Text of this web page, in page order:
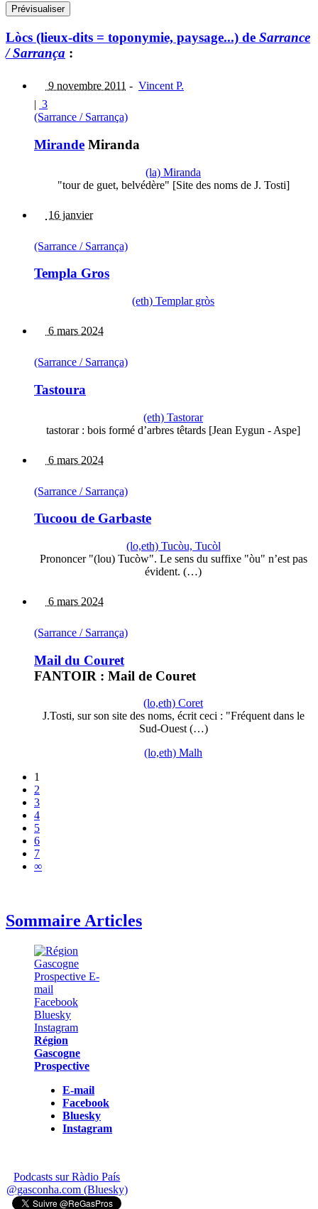
Lòcs (lieux-dits = toponymie, paysage...) de Sarrance
/ Sarrança :
9 novembre 2011 - Vincent P.
| 3
(Sarrance / Sarrança)
Mirande Miranda
(la) Miranda
"tour de guet, belvédère" [Site des noms de J. Tosti]
16 janvier
(Sarrance / Sarrança)
Templa Gros
(eth) Templar gròs
6 mars 2024
(Sarrance / Sarrança)
Tastoura
(eth) Tastorar
tastorar : bois formé d’arbres têtards [Jean Eygun - Aspe]
6 mars 2024
(Sarrance / Sarrança)
Tucoou de Garbaste
(lo,eth) Tucòu, Tucòl
Prononcer "(lou) Tucòw". Le sens du suffixe "òu" n’est pas
évident. (…)
6 mars 2024
(Sarrance / Sarrança)
Mail du Couret
FANTOIR : Mail de Couret
(lo,eth) Coret
J.Tosti, sur son site des noms, écrit ceci : "Fréquent dans le
Sud-Ouest (…)
(lo,eth) Malh
1
2
3
4
5
6
7
∞
Sommaire Articles
Région
Gascogne
Prospective
E-mail
Facebook
Bluesky
Instagram
Podcasts sur Ràdio País
@gasconha.com (Bluesky)